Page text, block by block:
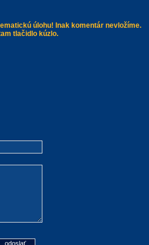
úlohu! Inak komentár nevložíme.
tlačidlo kúzlo.